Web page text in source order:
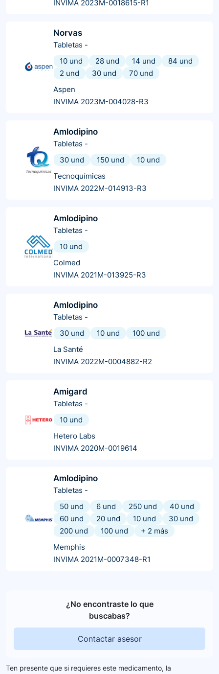
INVIMA 2023M-0018615-R1
Norvas
Tabletas -
10 und
28 und 14 und
84 und
2 und
30 und
70 und
Aspen
INVIMA 2023M-004028-R3
Amlodipino
Tabletas -
30 und
150 und
10 und
Tecnoquímicas
INVIMA 2022M-014913-R3
Amlodipino
Tabletas -
10 und
Colmed
INVIMA 2021M-013925-R3
Amlodipino
Tabletas -
30 und
10 und
100 und
La Santé
INVIMA 2022M-0004882-R2
Amigard
Tabletas -
10 und
Hetero Labs
INVIMA 2020M-0019614
Amlodipino
Tabletas -
50 und
6 und 250 und
40 und
60 und
20 und 10 und
30 und
200 und
100 und + 2 más
Memphis
INVIMA 2021M-0007348-R1
¿No encontraste lo que
buscabas?
Contactar asesor
Ten presente que si requieres este medicamento, la